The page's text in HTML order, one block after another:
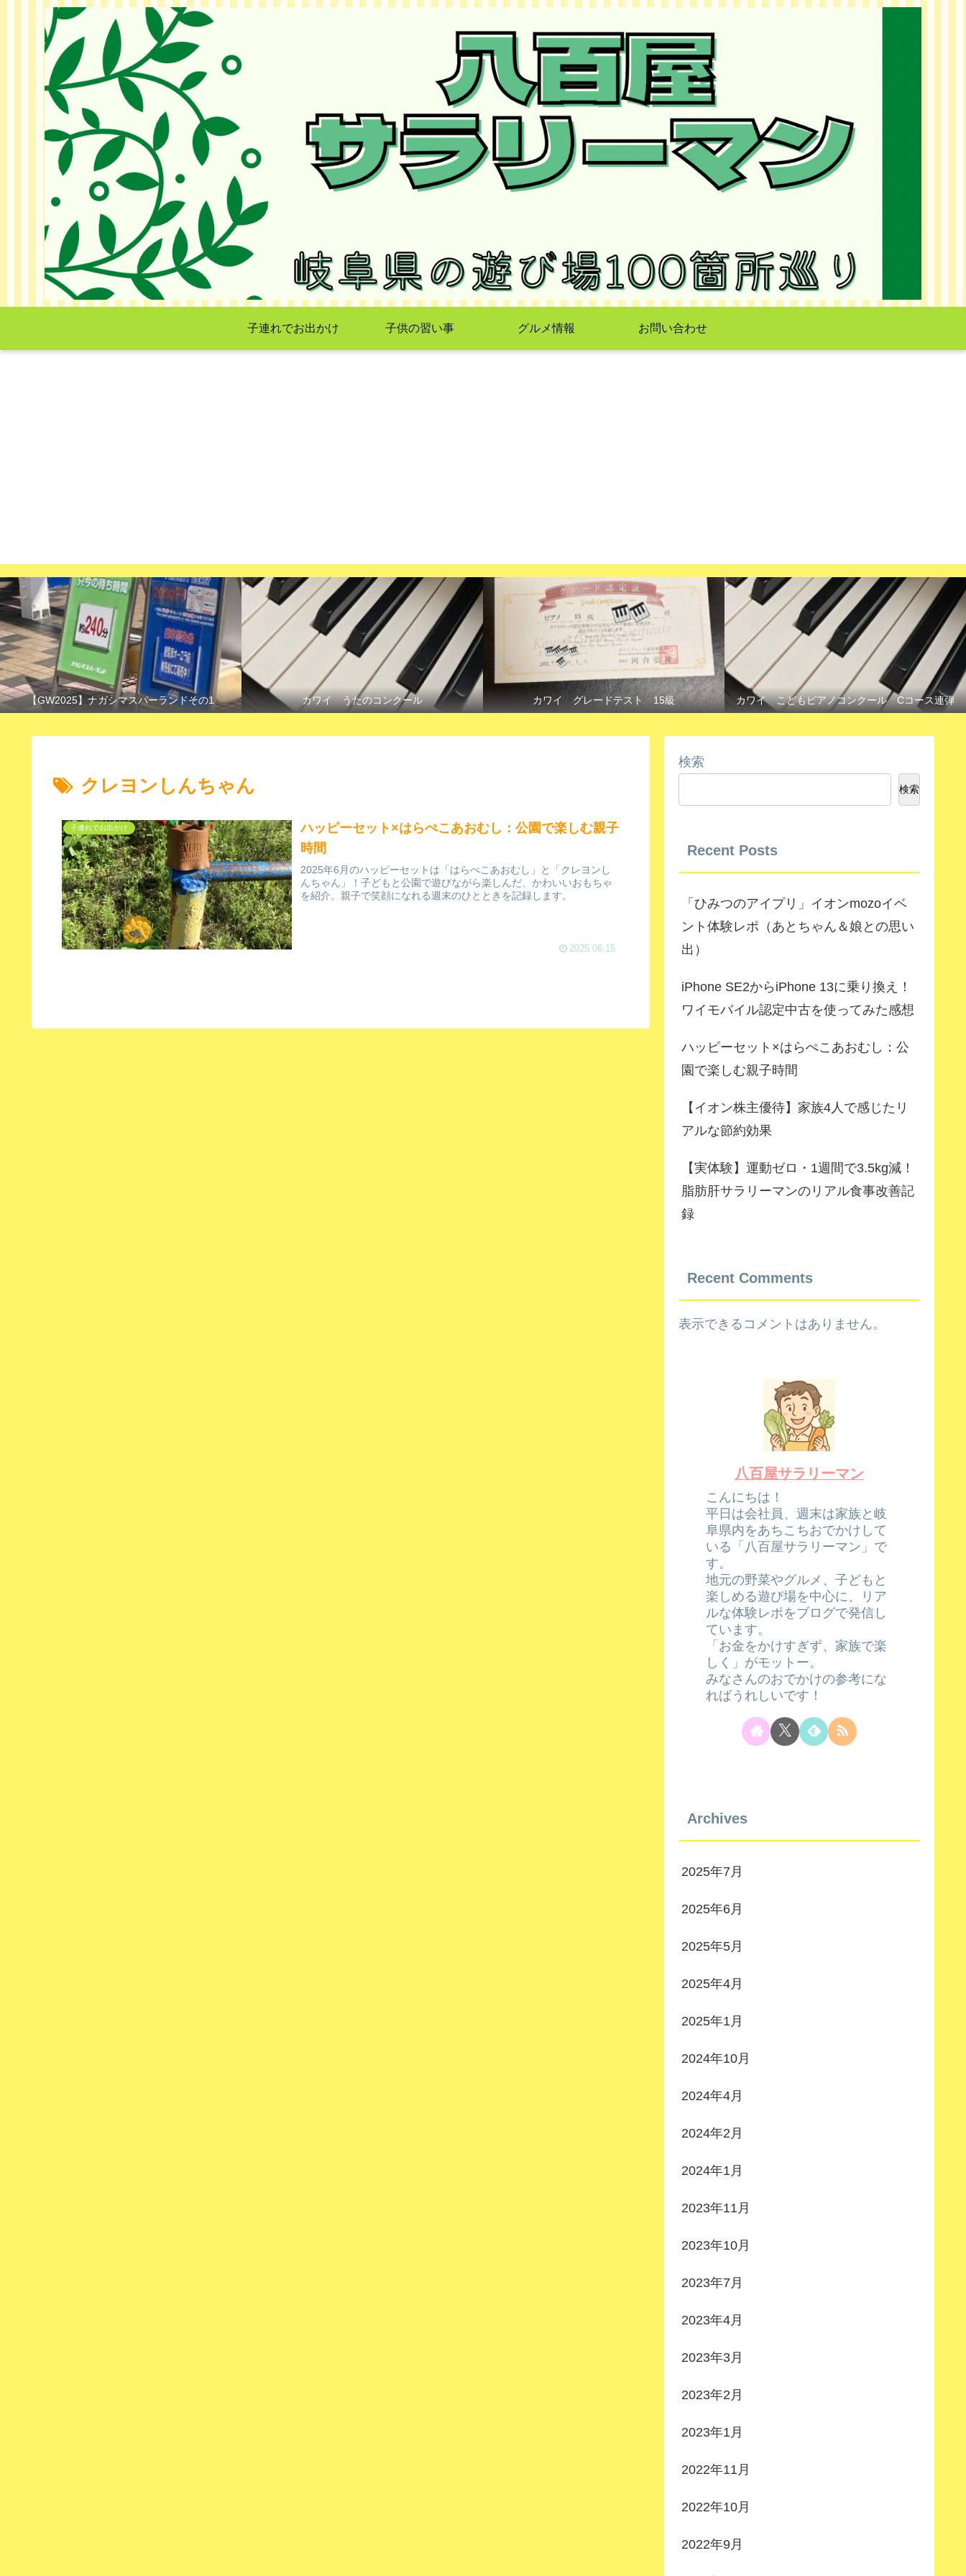
子連れでお出かけ 子供の習い事 グルメ情報 お問い合わせ
【GW2025】ナガシマスパーランドその1 カワイ うたのコンクール カワイ グレードテスト 15級 カワイ こどもピアノコンクール Cコース連弾
クレヨンしんちゃん
子連れでお出かけ
ハッピーセット×はらぺこあおむし：公園で楽しむ親子
時間
2025年6月のハッピーセットは「はらぺこあおむし」と「クレヨンし
んちゃん」！子どもと公園で遊びながら楽しんだ、かわいいおもちゃ
を紹介。親子で笑顔になれる週末のひとときを記録します。
2025.06.15
検索
検索
Recent Posts
「ひみつのアイプリ」イオンmozoイベ
ント体験レポ（あとちゃん＆娘との思い
出）
iPhone SE2からiPhone 13に乗り換え！
ワイモバイル認定中古を使ってみた感想
ハッピーセット×はらぺこあおむし：公
園で楽しむ親子時間
【イオン株主優待】家族4人で感じたリ
アルな節約効果
【実体験】運動ゼロ・1週間で3.5kg減！
脂肪肝サラリーマンのリアル食事改善記
録
Recent Comments
表示できるコメントはありません。
八百屋サラリーマン
こんにちは！
平日は会社員、週末は家族と岐
阜県内をあちこちおでかけして
いる「八百屋サラリーマン」で
す。
地元の野菜やグルメ、子どもと
楽しめる遊び場を中心に、リア
ルな体験レポをブログで発信し
ています。
「お金をかけすぎず、家族で楽
しく」がモットー。
みなさんのおでかけの参考にな
ればうれしいです！
Archives
2025年7月
2025年6月
2025年5月
2025年4月
2025年1月
2024年10月
2024年4月
2024年2月
2024年1月
2023年11月
2023年10月
2023年7月
2023年4月
2023年3月
2023年2月
2023年1月
2022年11月
2022年10月
2022年9月